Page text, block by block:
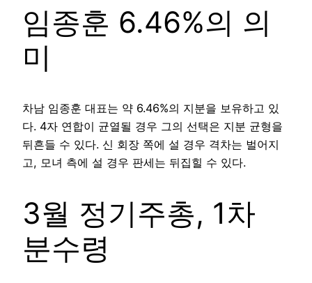
임종훈 6.46%의 의
미
차남 임종훈 대표는 약 6.46%의 지분을 보유하고 있
다. 4자 연합이 균열될 경우 그의 선택은 지분 균형을
뒤흔들 수 있다. 신 회장 쪽에 설 경우 격차는 벌어지
고, 모녀 측에 설 경우 판세는 뒤집힐 수 있다.
3월 정기주총, 1차
분수령